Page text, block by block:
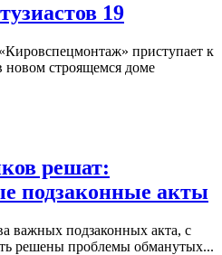
19
приступает к
новом строящемся доме
решат:
подзаконные акты
важных подзаконных акта, с
решены проблемы обманутых...